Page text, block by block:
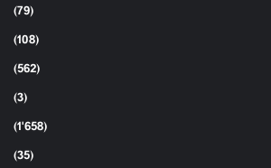
(79)
(108)
(562)
(3)
(1٬658)
(35)